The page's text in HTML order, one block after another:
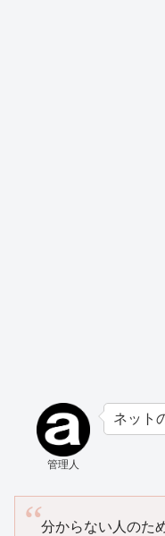
管理人
ネット
分からない人のた